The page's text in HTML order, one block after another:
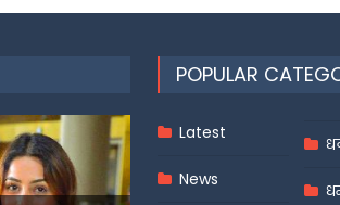
POPULAR
Latest
News